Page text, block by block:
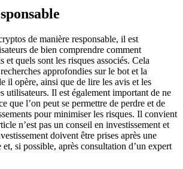
de manière responsable, il est
de bien comprendre comment
et quels sont les risques associés. Cela
approfondies sur le bot et la
il opère, ainsi que de lire les avis et les
utilisateurs. Il est également important de ne
que l’on peut se permettre de perdre et de
pour minimiser les risques. Il convient
n’est pas un conseil en investissement et
doivent être prises après une
si possible, après consultation d’un expert